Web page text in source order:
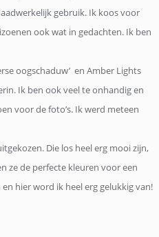
gebruik. Ik koos voor
ook wat in gedachten. Ik ben
oogschaduw’ en Amber Lights
Ik ben ook veel te onhandig en
voor de foto’s. Ik werd meteen
Die los heel erg mooi zijn,
ze de perfecte kleuren voor een
hier word ik heel erg gelukkig van!